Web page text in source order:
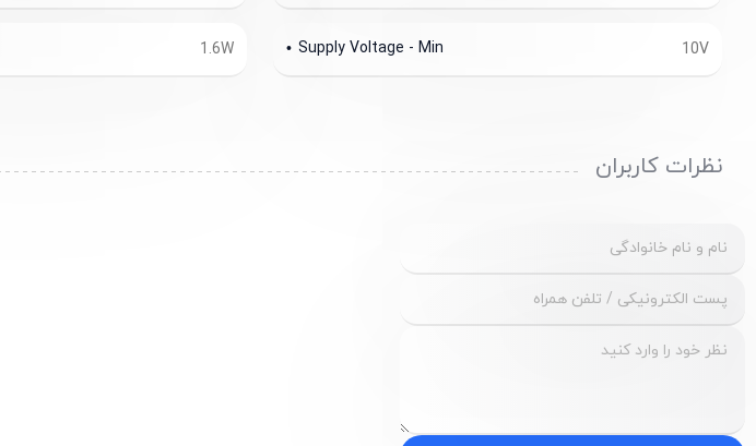
10V
Supply Voltage - Min
1.6W
نظرات کاربران